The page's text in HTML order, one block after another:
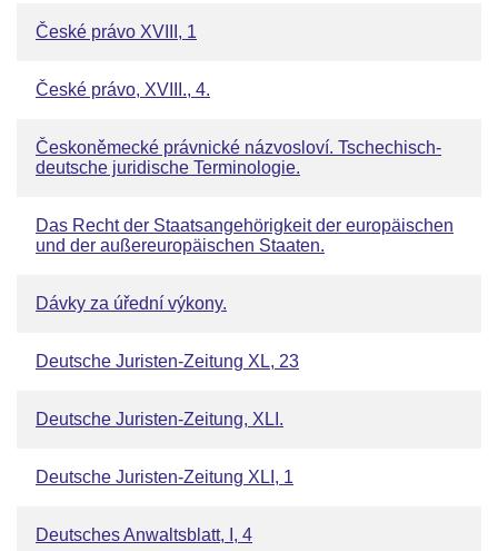
České právo XVIII, 1
České právo, XVIII., 4.
Českoněmecké právnické názvosloví. Tschechisch-
deutsche juridische Terminologie.
Das Recht der Staatsangehörigkeit der europäischen
und der außereuropäischen Staaten.
Dávky za úřední výkony.
Deutsche Juristen-Zeitung XL, 23
Deutsche Juristen-Zeitung, XLI.
Deutsche Juristen-Zeitung XLI, 1
Deutsches Anwaltsblatt, I, 4